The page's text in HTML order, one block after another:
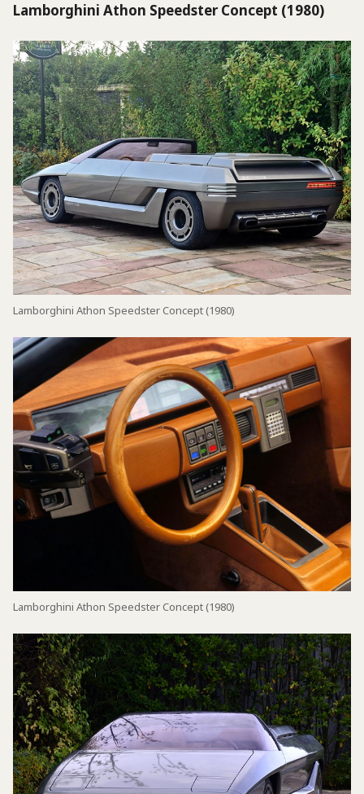
Lamborghini Athon Speedster Concept (1980)
Lamborghini Athon Speedster Concept (1980)
Lamborghini Athon Speedster Concept (1980)